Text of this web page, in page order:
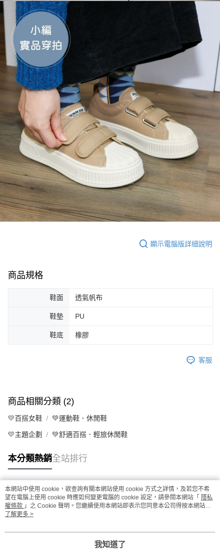
顯示電腦版詳細說明
商品規格
鞋面 透氣帆布
鞋墊 PU
鞋底 橡膠
客服
商品相關分類 (2)
💛百搭女鞋 💚運動鞋．休閒鞋
💛主題企劃 💚舒適百搭．輕旅休閒鞋
本分類熱銷全站排行
熱門標籤
本網站中使用 cookie，欲查詢有關本網站使用 cookie 方式之詳情，及若您不希
望在電腦上使用 cookie 時應如何變更電腦的 cookie 設定，請參閱本網站「 隱私
權條款 」之 Cookie 聲明。您繼續使用本網站即表示您同意本公司得按本網站使
用條款之 Cookie 聲明使用 cookie。
了解更多 >
我知道了